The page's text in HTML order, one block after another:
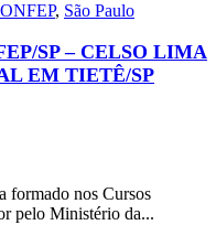
, São Paulo
SP – CELSO LIMA
EM TIETÊ/SP
formado nos Cursos
pelo Ministério da...